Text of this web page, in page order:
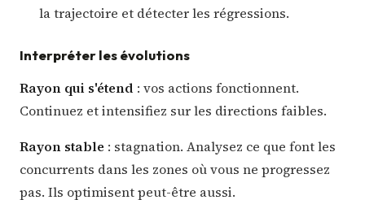
la trajectoire et détecter les régressions.
Interpréter les évolutions
Rayon qui s'étend : vos actions fonctionnent.
Continuez et intensifiez sur les directions faibles.
Rayon stable : stagnation. Analysez ce que font les
concurrents dans les zones où vous ne progressez
pas. Ils optimisent peut-être aussi.